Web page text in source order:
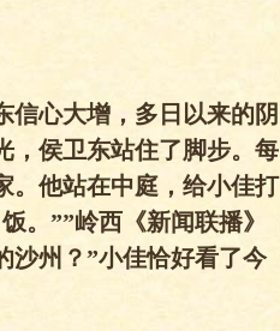
信心大增，多日以来的阴
，侯卫东站住了脚步。每
。他站在中庭，给小佳打
。””岭西《新闻联播》
沙州？”小佳恰好看了今